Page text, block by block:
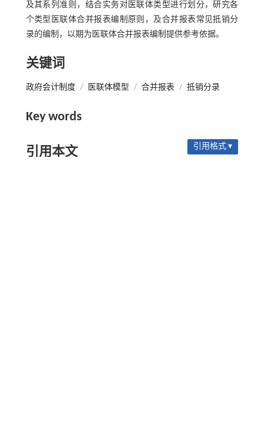
及其系列准则，结合实务对医联体类型进行划分，研究各
个类型医联体合并报表编制原则，及合并报表常见抵销分
录的编制，以期为医联体合并报表编制提供参考依据。
关键词
政府会计制度 / 医联体模型 / 合并报表 / 抵销分录
Key words
引用本文 引用格式 ▾